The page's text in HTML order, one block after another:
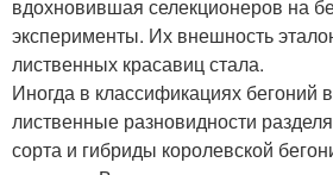
вдохновившая селекционеров на
эксперименты. Их внешность
лиственных красавиц стала.
Иногда в классификациях бегоний
лиственные разновидности
сорта и гибриды королевской